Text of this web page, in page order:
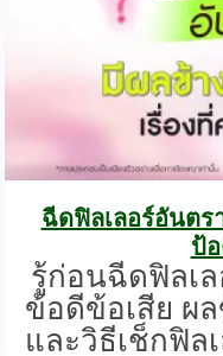
ฉีดฟิลเลอร์อันตร
ป้
รู้ก่อนฉีดฟิลเ
ข้อดีข้อเสีย ผ
และวิธีเช็กฟิล